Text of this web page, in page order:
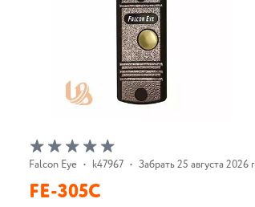
Falcon Eye • k47967 • Забрать 25 августа 2026 г.
FE-305C